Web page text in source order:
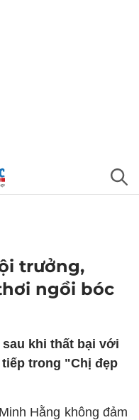
trưởng,
ngồi bóc
sau khi thất bại với
trong "Chị đẹp
Hằng không đảm